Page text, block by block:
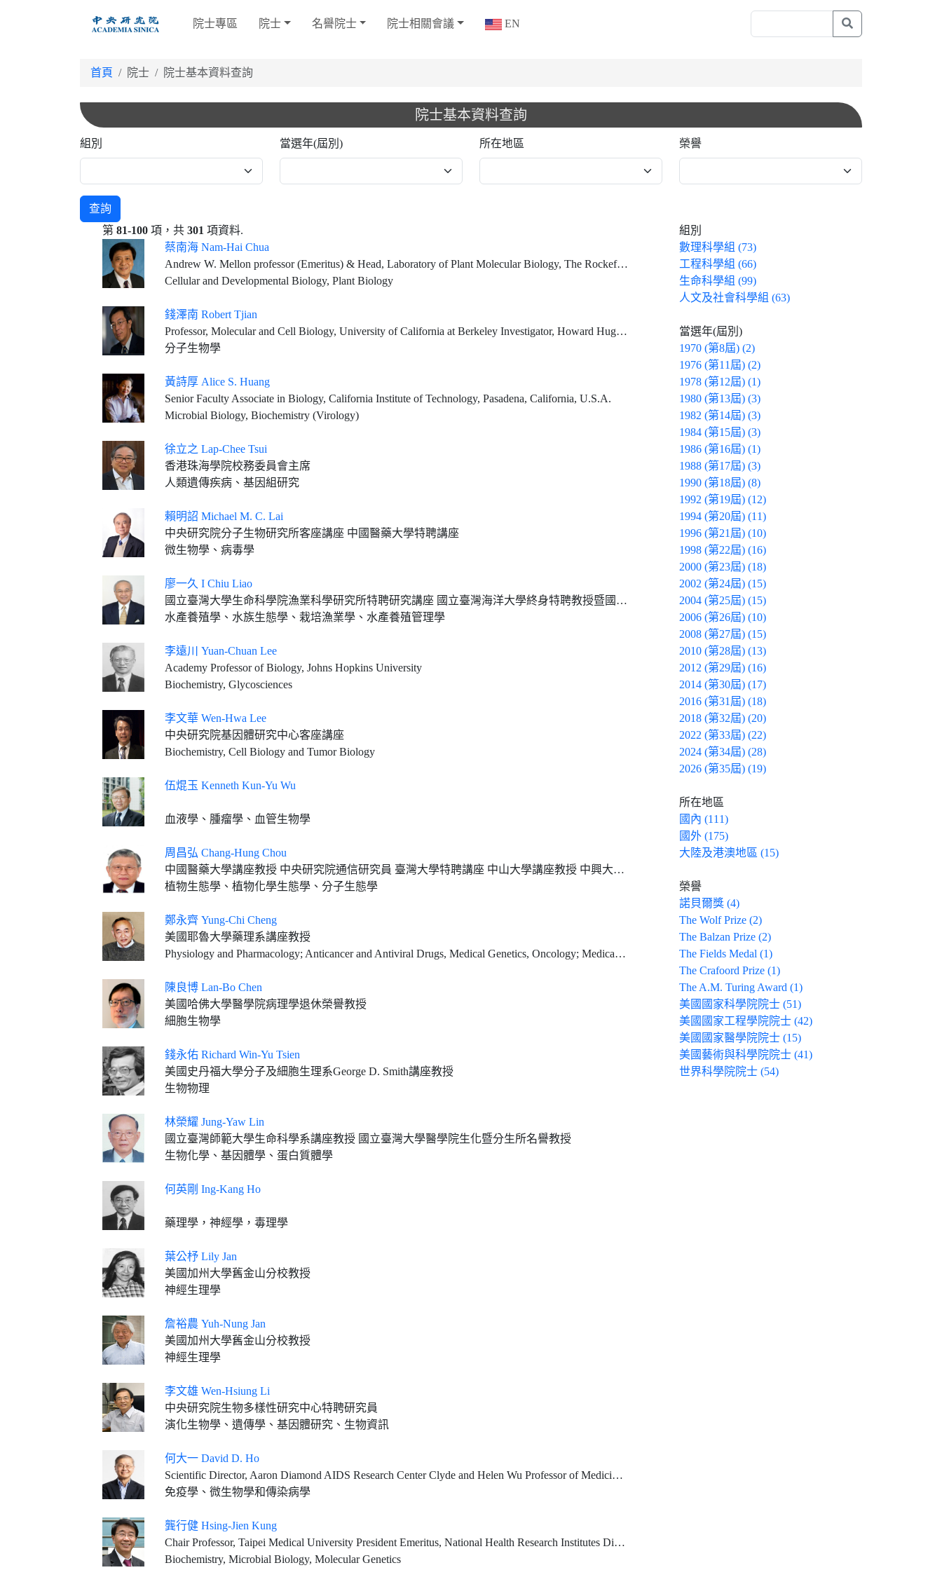
院士專區 院士 名譽院士 院士相關會議 EN
首頁 院士 院士基本資料查詢
院士基本資料查詢
組別 當選年(屆別) 所在地區 榮譽
查詢
第 81-100 項，共 301 項資料.
蔡南海 Nam-Hai Chua
Andrew W. Mellon professor (Emeritus) & Head, Laboratory of Plant Molecular Biology, The Rockefeller University, New York, NY, USA Temasek Senior Investigator Emeritus, Temasek Life Sciences Laboratory Limited, Singapore (2021-) Distinguished Visiting Professor, National University of Singapore, Department of Biochemistry, Yong Loo Lin School of Medicine, Singapore (2017-Dec 2025)
Cellular and Developmental Biology, Plant Biology
錢澤南 Robert Tjian
Professor, Molecular and Cell Biology, University of California at Berkeley Investigator, Howard Hughes Medical Institute
分子生物學
黃詩厚 Alice S. Huang
Senior Faculty Associate in Biology, California Institute of Technology, Pasadena, California, U.S.A.
Microbial Biology, Biochemistry (Virology)
徐立之 Lap-Chee Tsui
香港珠海學院校務委員會主席
人類遺傳疾病、基因組研究
賴明詔 Michael M. C. Lai
中央研究院分子生物研究所客座講座 中國醫藥大學特聘講座
微生物學、病毒學
廖一久 I Chiu Liao
國立臺灣大學生命科學院漁業科學研究所特聘研究講座 國立臺灣海洋大學終身特聘教授暨國立屏東科技大學講座教授 國立中興大學水產生物學講座教授
水產養殖學、水族生態學、栽培漁業學、水產養殖管理學
李遠川 Yuan-Chuan Lee
Academy Professor of Biology, Johns Hopkins University
Biochemistry, Glycosciences
李文華 Wen-Hwa Lee
中央研究院基因體研究中心客座講座
Biochemistry, Cell Biology and Tumor Biology
伍焜玉 Kenneth Kun-Yu Wu
血液學、腫瘤學、血管生物學
周昌弘 Chang-Hung Chou
中國醫藥大學講座教授 中央研究院通信研究員 臺灣大學特聘講座 中山大學講座教授 中興大學講座教授 成功大學客座特聘講座 屏東科技大學終身講座教授
植物生態學、植物化學生態學、分子生態學
鄭永齊 Yung-Chi Cheng
美國耶魯大學藥理系講座教授
Physiology and Pharmacology; Anticancer and Antiviral Drugs, Medical Genetics, Oncology; Medical Physiology and Metabolism, Virology, Chinese Med.
陳良博 Lan-Bo Chen
美國哈佛大學醫學院病理學退休榮譽教授
細胞生物學
錢永佑 Richard Win-Yu Tsien
美國史丹福大學分子及細胞生理系George D. Smith講座教授
生物物理
林榮耀 Jung-Yaw Lin
國立臺灣師範大學生命科學系講座教授 國立臺灣大學醫學院生化暨分生所名譽教授
生物化學、基因體學、蛋白質體學
何英剛 Ing-Kang Ho
藥理學，神經學，毒理學
葉公杼 Lily Jan
美國加州大學舊金山分校教授
神經生理學
詹裕農 Yuh-Nung Jan
美國加州大學舊金山分校教授
神經生理學
李文雄 Wen-Hsiung Li
中央研究院生物多樣性研究中心特聘研究員
演化生物學、遺傳學、基因體研究、生物資訊
何大一 David D. Ho
Scientific Director, Aaron Diamond AIDS Research Center Clyde and Helen Wu Professor of Medicine, Columbia University Vagelos College of Physicians and Surgeons
免疫學、微生物學和傳染病學
龔行健 Hsing-Jien Kung
Chair Professor, Taipei Medical University President Emeritus, National Health Research Institutes Distinguished Professor (Emeritus), Dept. of Biochemistry & Molecular Medicine, University of California, Davis
Biochemistry, Microbial Biology, Molecular Genetics
組別
數理科學組 (73)
工程科學組 (66)
生命科學組 (99)
人文及社會科學組 (63)
當選年(屆別)
1970 (第8屆) (2)
1976 (第11屆) (2)
1978 (第12屆) (1)
1980 (第13屆) (3)
1982 (第14屆) (3)
1984 (第15屆) (3)
1986 (第16屆) (1)
1988 (第17屆) (3)
1990 (第18屆) (8)
1992 (第19屆) (12)
1994 (第20屆) (11)
1996 (第21屆) (10)
1998 (第22屆) (16)
2000 (第23屆) (18)
2002 (第24屆) (15)
2004 (第25屆) (15)
2006 (第26屆) (10)
2008 (第27屆) (15)
2010 (第28屆) (13)
2012 (第29屆) (16)
2014 (第30屆) (17)
2016 (第31屆) (18)
2018 (第32屆) (20)
2022 (第33屆) (22)
2024 (第34屆) (28)
2026 (第35屆) (19)
所在地區
國內 (111)
國外 (175)
大陸及港澳地區 (15)
榮譽
諾貝爾獎 (4)
The Wolf Prize (2)
The Balzan Prize (2)
The Fields Medal (1)
The Crafoord Prize (1)
The A.M. Turing Award (1)
美國國家科學院院士 (51)
美國國家工程學院院士 (42)
美國國家醫學院院士 (15)
美國藝術與科學院院士 (41)
世界科學院院士 (54)